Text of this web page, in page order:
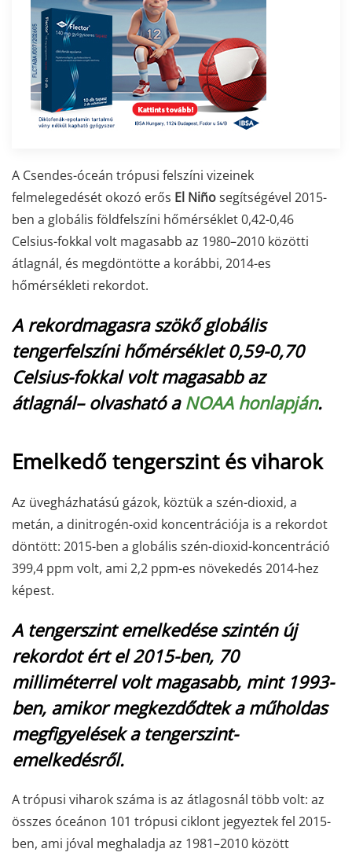
A Csendes-óceán trópusi felszíni vizeinek
felmelegedését okozó erős El Niñosegítségével 2015-
ben a globális földfelszíni hőmérséklet 0,42-0,46
Celsius-fokkal volt magasabb az 1980–2010 közötti
átlagnál, és megdöntötte a korábbi, 2014-es
hőmérsékleti rekordot.
A rekordmagasra szökő globális
tengerfelszíni hőmérséklet 0,59-0,70
Celsius-fokkal volt magasabb az
átlagnál– olvasható a NOAA honlapján.
Emelkedő tengerszint és viharok
Az üvegházhatású gázok, köztük a szén-dioxid, a
metán, a dinitrogén-oxid koncentrációja is a rekordot
döntött: 2015-ben a globális szén-dioxid-koncentráció
399,4 ppm volt, ami 2,2 ppm-es növekedés 2014-hez
képest.
A tengerszint emelkedése szintén új
rekordot ért el 2015-ben, 70
milliméterrel volt magasabb, mint 1993-
ben, amikor megkezdődtek a műholdas
megfigyelések a tengerszint-
emelkedésről.
A trópusi viharok száma is az átlagosnál több volt: az
összes óceánon 101 trópusi ciklont jegyeztek fel 2015-
ben, ami jóval meghaladja az 1981–2010 között